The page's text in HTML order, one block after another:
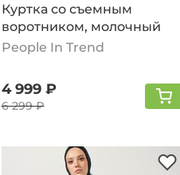
Куртка со съемным
воротником, молочный
People In Trend
4 999 ₽
6 299 ₽